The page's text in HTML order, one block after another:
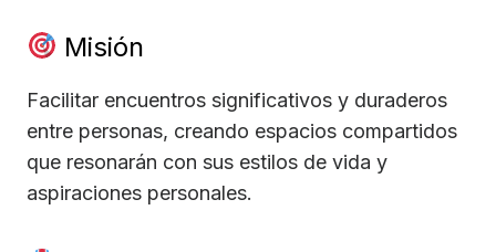
Misión
Facilitar encuentros significativos y duraderos
entre personas, creando espacios compartidos
que resonarán con sus estilos de vida y
aspiraciones personales.